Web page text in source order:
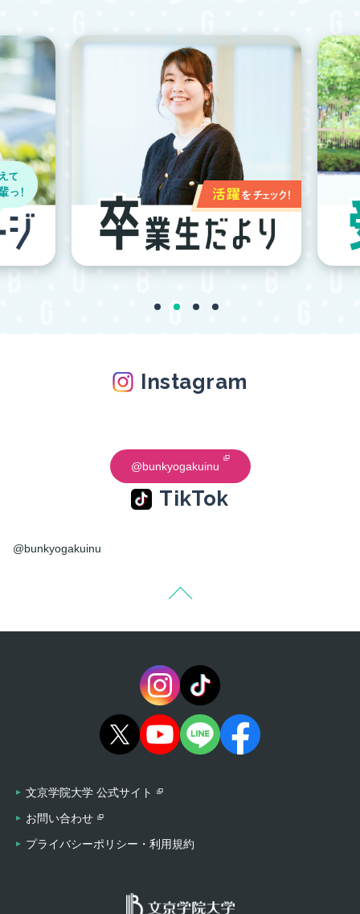
Instagram
@bunkyogakuinu
TikTok
@bunkyogakuinu
文京学院大学 公式サイト
お問い合わせ
プライバシーポリシー・利用規約